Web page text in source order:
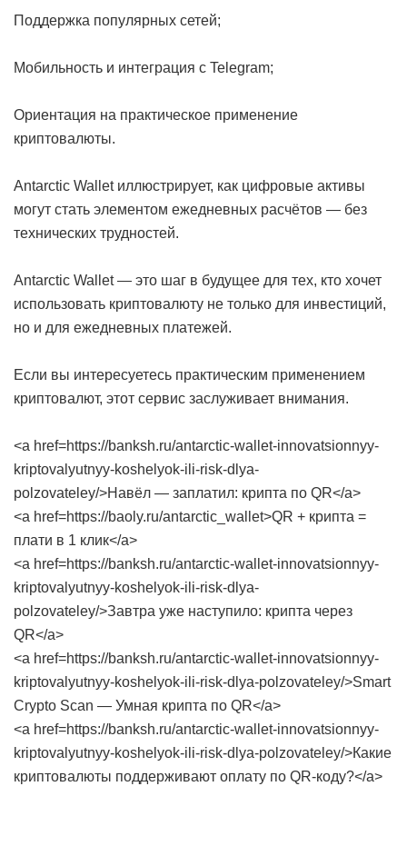
Поддержка популярных сетей;
Мобильность и интеграция с Telegram;
Ориентация на практическое применение
криптовалюты.
Antarctic Wallet иллюстрирует, как цифровые активы
могут стать элементом ежедневных расчётов — без
технических трудностей.
Antarctic Wallet — это шаг в будущее для тех, кто хочет
использовать криптовалюту не только для инвестиций,
но и для ежедневных платежей.
Если вы интересуетесь практическим применением
криптовалют, этот сервис заслуживает внимания.
<a href=https://banksh.ru/antarctic-wallet-innovatsionnyy-
kriptovalyutnyy-koshelyok-ili-risk-dlya-
polzovateley/>Навёл — заплатил: крипта по QR</a>
<a href=https://baoly.ru/antarctic_wallet>QR + крипта =
плати в 1 клик</a>
<a href=https://banksh.ru/antarctic-wallet-innovatsionnyy-
kriptovalyutnyy-koshelyok-ili-risk-dlya-
polzovateley/>Завтра уже наступило: крипта через
QR</a>
<a href=https://banksh.ru/antarctic-wallet-innovatsionnyy-
kriptovalyutnyy-koshelyok-ili-risk-dlya-polzovateley/>Smart
Crypto Scan — Умная крипта по QR</a>
<a href=https://banksh.ru/antarctic-wallet-innovatsionnyy-
kriptovalyutnyy-koshelyok-ili-risk-dlya-polzovateley/>Какие
криптовалюты поддерживают оплату по QR-коду?</a>